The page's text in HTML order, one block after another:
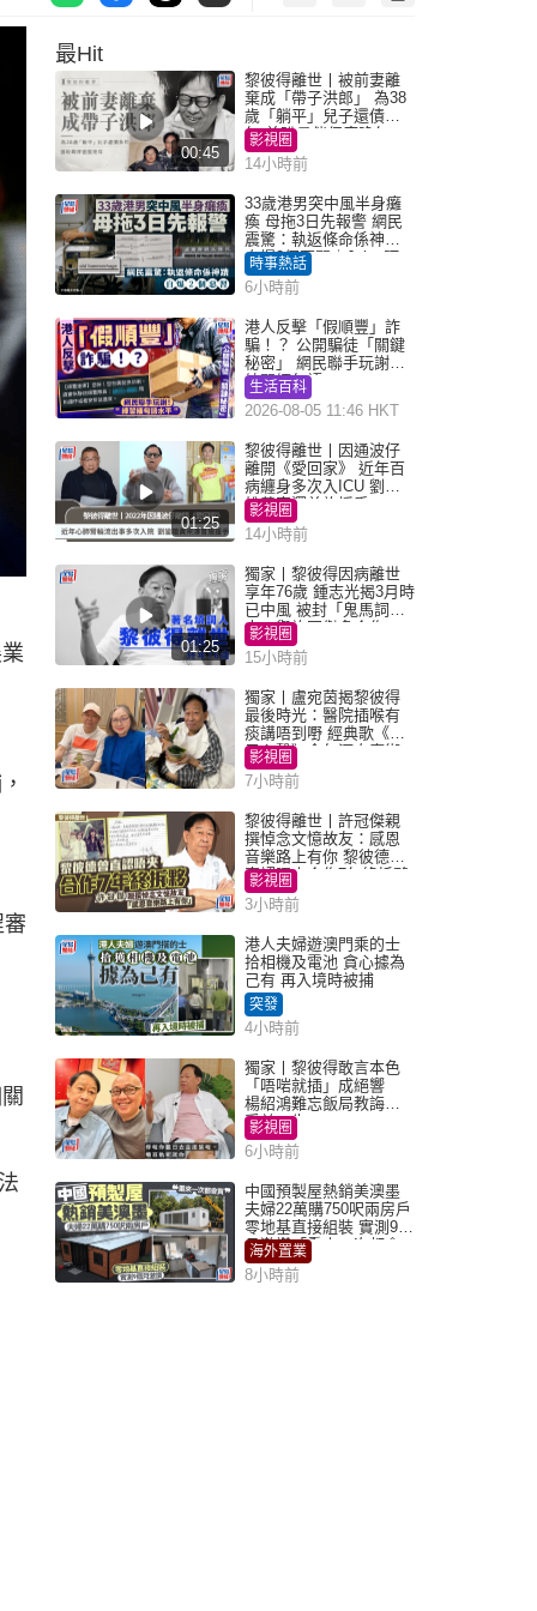
最Hit
00:45
黎彼得離世丨被前妻離
棄成「帶子洪郎」 為38
歲「躺平」兒子還債多
年 曾盼尋伴侶度晚年
影視圈
14小時前
33歲港男突中風半身癱
瘓 母拖3日先報警 網民
震驚：執返條命係神蹟
自爆2個惡習｜Juicy叮
時事熱話
6小時前
港人反擊「假順豐」詐
騙！？ 公開騙徒「關鍵
秘密」 網民聯手玩謝：
練習緬甸語
生活百科
2026-08-05 11:46 HKT
01:25
黎彼得離世丨因通波仔
離開《愛回家》 近年百
病纏身多次入ICU 劉鑾
雄黃宗澤曾施援手
影視圈
14小時前
01:25
獨家丨黎彼得因病離世
享年76歲 鍾志光揭3月時
已中風 被封「鬼馬詞
人」與許冠傑多合作
影視圈
15小時前
獨家丨盧宛茵揭黎彼得
最後時光：醫院插喉有
痰講唔到嘢 經典歌《浪
子心聲》金句源自廟街
睇相佬
影視圈
7小時前
黎彼得離世丨許冠傑親
撰悼念文憶故友：感恩
音樂路上有你 黎彼德曾
直認唔夾合作7年終拆夥
影視圈
3小時前
港人夫婦遊澳門乘的士
拾相機及電池 貪心據為
己有 再入境時被捕
突發
4小時前
獨家丨黎彼得敢言本色
「唔啱就插」成絕響
楊紹鴻難忘飯局教誨：
受益一生
影視圈
6小時前
中國預製屋熱銷美澳墨
夫婦22萬購750呎兩房戶
零地基直接組裝 實測9個
月激讚「重來一次都會
買」
海外置業
8小時前